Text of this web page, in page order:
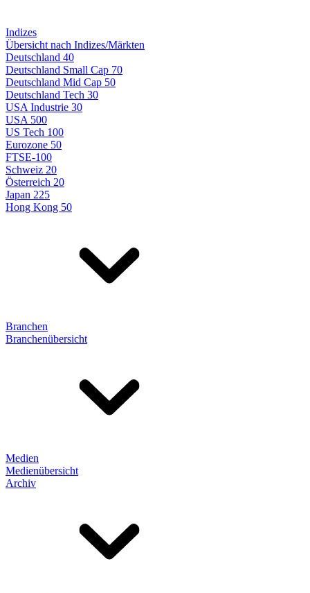
Indizes
Übersicht nach Indizes/Märkten
Deutschland 40
Deutschland Small Cap 70
Deutschland Mid Cap 50
Deutschland Tech 30
USA Industrie 30
USA 500
US Tech 100
Eurozone 50
FTSE-100
Schweiz 20
Österreich 20
Japan 225
Hong Kong 50
Branchen
Branchenübersicht
Medien
Medienübersicht
Archiv